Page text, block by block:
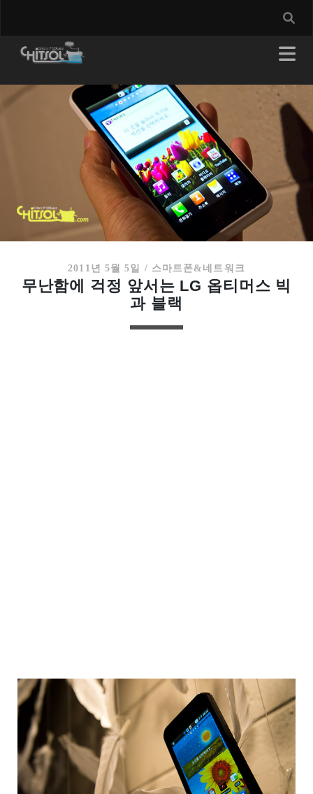
2011년 5월 5일 / 스마트폰&네트워크
무난함에 걱정 앞서는 LG 옵티머스 빅
과 블랙